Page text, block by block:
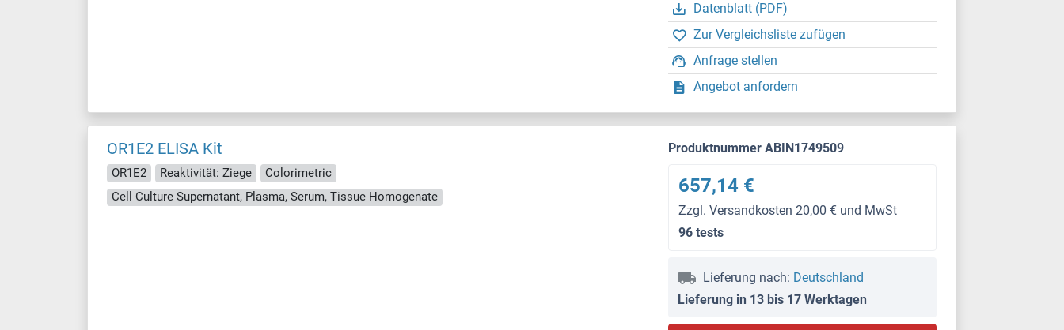
Datenblatt (PDF)
Zur Vergleichsliste zufügen
Anfrage stellen
Angebot anfordern
OR1E2 ELISA Kit
OR1E2 Reaktivität: Ziege
Colorimetric
Cell Culture Supernatant, Plasma, Serum, Tissue Homogenate
Produktnummer ABIN1749509
657,14 €
Zzgl. Versandkosten 20,00 € und MwSt
96 tests
Lieferung nach: Deutschland
Lieferung in 13 bis 17 Werktagen